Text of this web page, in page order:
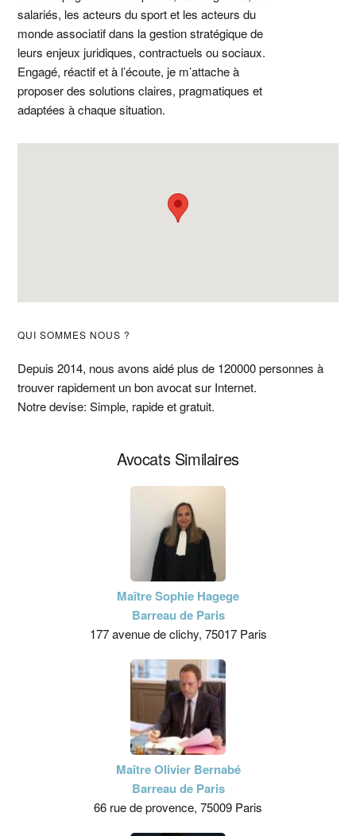
salariés, les acteurs du sport et les acteurs du
monde associatif dans la gestion stratégique de
leurs enjeux juridiques, contractuels ou sociaux.
Engagé, réactif et à l’écoute, je m’attache à
proposer des solutions claires, pragmatiques et
adaptées à chaque situation.
Barre
latérale
principale
QUI SOMMES NOUS ?
Depuis 2014, nous avons aidé plus de 120000 personnes à
trouver rapidement un bon avocat sur Internet.
Notre devise: Simple, rapide et gratuit.
Avocats Similaires
Maître Sophie Hagege
Barreau de Paris
177 avenue de clichy, 75017 Paris
Maître Olivier Bernabé
Barreau de Paris
66 rue de provence, 75009 Paris